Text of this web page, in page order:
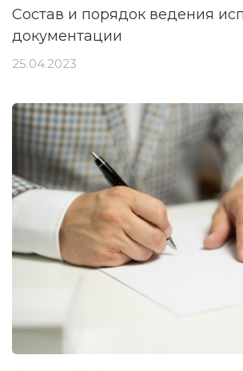
Состав и порядок ведения
документации
25.04.2023